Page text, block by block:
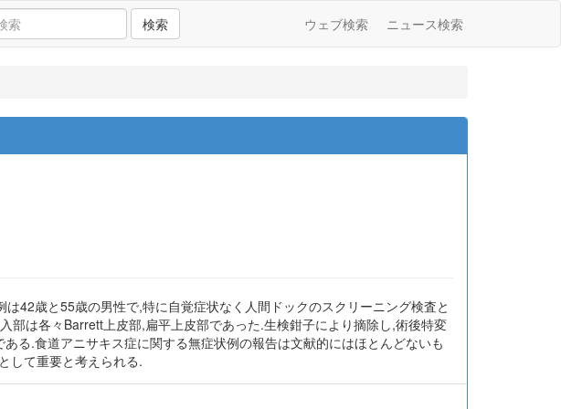
検索 ウェブ検索 ニュース検索
42歳と55歳の男性で,特に自覚症状なく人間ドックのスクリーニング検査と
部は各々Barrett上皮部,扁平上皮部であった.生検鉗子により摘除し,術後特変
る.食道アニサキス症に関する無症状例の報告は文献的にはほとんどないも
して重要と考えられる.